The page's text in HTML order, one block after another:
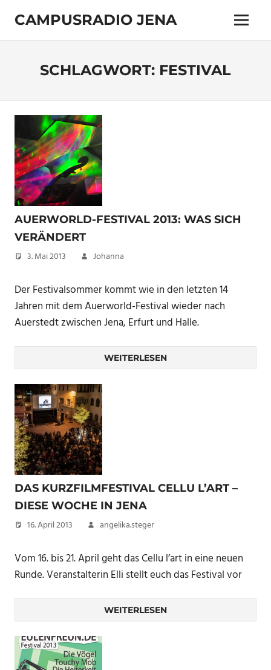
Inhalt
springen
CAMPUSRADIO JENA
103.4
Menü
SCHLAGWORT: FESTIVAL
AUERWORLD-FESTIVAL 2013: WAS SICH
VERÄNDERT
3. Mai 2013 Johanna
Der Festivalsommer kommt wie in den letzten 14
Jahren mit dem Auerworld-Festival wieder nach
Auerstedt zwischen Jena, Erfurt und Halle.
WEITERLESEN
DAS KURZFILMFESTIVAL CELLU L’ART –
DIESE WOCHE IN JENA
16. April 2013 angelika.steger
Vom 16. bis 21. April geht das Cellu l’art in eine neuen
Runde. Veranstalterin Elli stellt euch das Festival vor
WEITERLESEN